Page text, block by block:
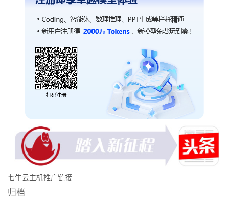
七牛云主机推广链接
归档